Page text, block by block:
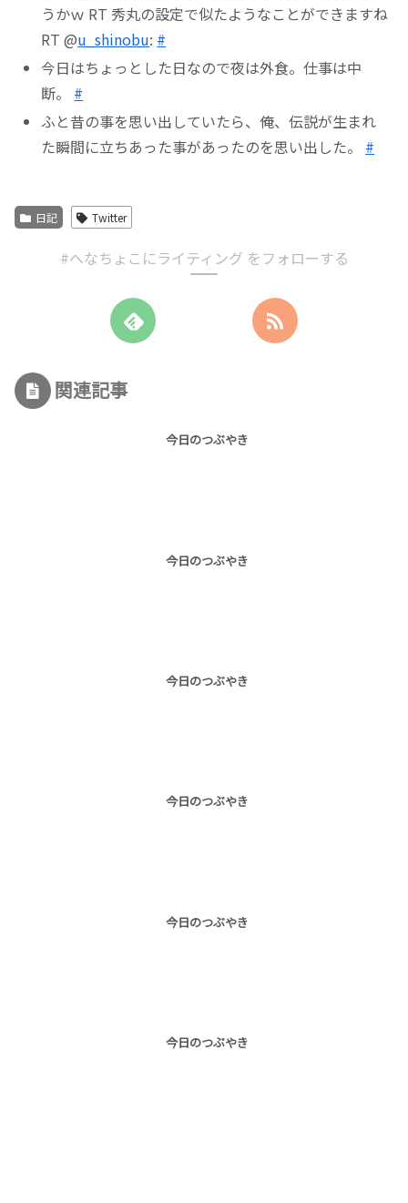
うかｗ RT 秀丸の設定で似たようなことができますね
RT @u_shinobu: #
今日はちょっとした日なので夜は外食。仕事は中
断。 #
ふと昔の事を思い出していたら、俺、伝説が生まれ
た瞬間に立ちあった事があったのを思い出した。 #
日記 Twitter
#へなちょこにライティング をフォローする
関連記事
今日のつぶやき
今日のつぶやき
今日のつぶやき
今日のつぶやき
今日のつぶやき
今日のつぶやき